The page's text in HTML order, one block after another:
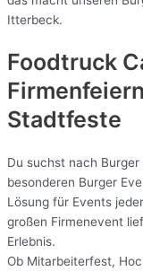
Itterbeck.
Foodtruck
Stadtfeste
Du suchst nach
besonderen Burger
Lösung für Events
großen Firmenevent
Erlebnis.
Ob Mitarbeiterfest,